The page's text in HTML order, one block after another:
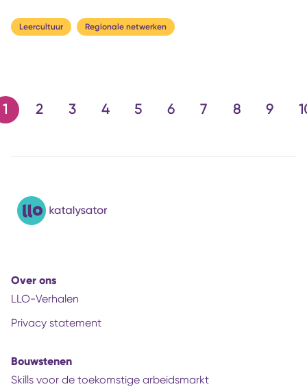
samenwerking tussen onderwijs, ondernemers en
Leercultuur Regionale netwerken
1 2 3 4 5 6 7 8 9
Over ons
LLO-Verhalen
Privacy statement
Bouwstenen
Skills voor de toekomstige arbeidsmarkt